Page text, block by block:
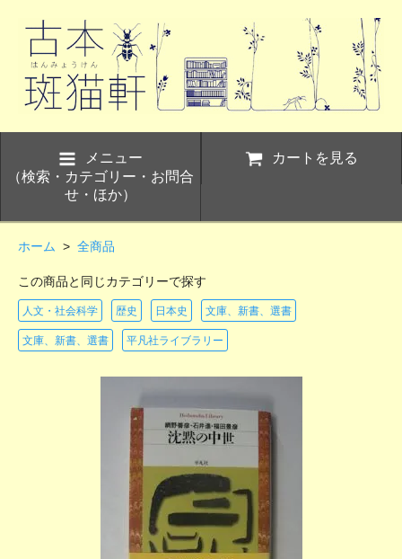
メニュー
（検索・カテゴリー・お問合
せ・ほか）
カートを見る
ホーム > 全商品
この商品と同じカテゴリーで探す
人文・社会科学 歴史 日本史 文庫、新書、選書
文庫、新書、選書 平凡社ライブラリー